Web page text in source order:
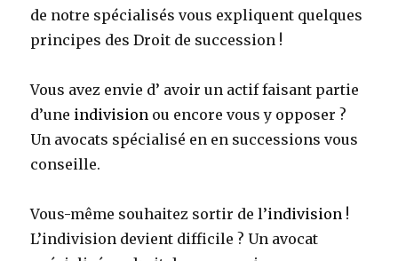
de notre spécialisés vous expliquent quelques
principes des Droit de succession !
Vous avez envie d’ avoir un actif faisant partie
d’une indivision ou encore vous y opposer ?
Un avocats spécialisé en en successions vous
conseille.
Vous-même souhaitez sortir de l’indivision !
L’indivision devient difficile ? Un avocat